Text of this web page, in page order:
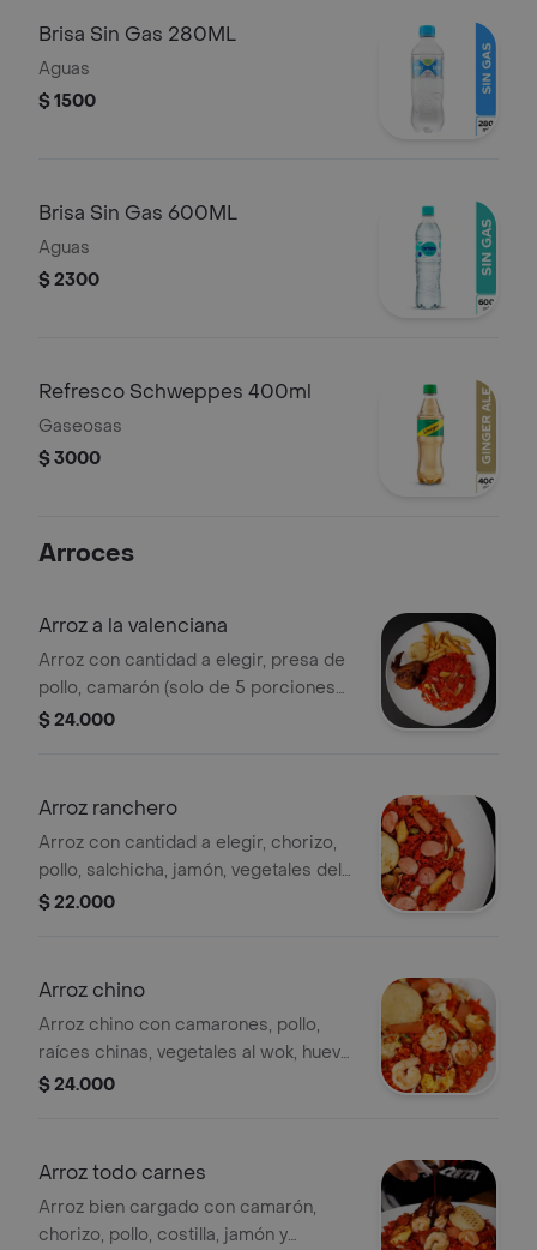
Brisa Sin Gas 280ML
Aguas
$ 1500
Brisa Sin Gas 600ML
Aguas
$ 2300
Refresco Schweppes 400ml
Gaseosas
$ 3000
Arroces
Arroz a la valenciana
Arroz con cantidad a elegir, presa de
pollo, camarón (solo de 5 porciones
en adelante), vegetales del día y
$ 24.000
Arroz ranchero
Arroz con cantidad a elegir, chorizo,
pollo, salchicha, jamón, vegetales del
día y arepa.
$ 22.000
Arroz chino
Arroz chino con camarones, pollo,
raíces chinas, vegetales al wok, huevo
y arepa.
$ 24.000
Arroz todo carnes
Arroz bien cargado con camarón,
chorizo, pollo, costilla, jamón y